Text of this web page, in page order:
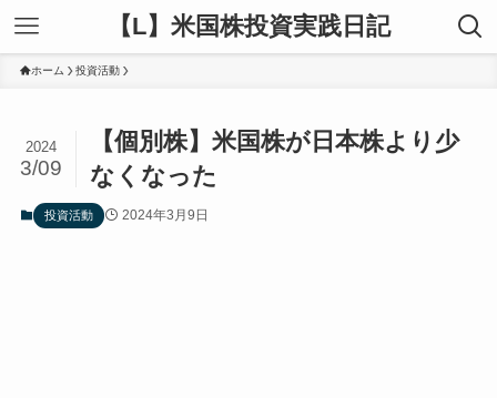
【L】米国株投資実践日記
ホーム 投資活動
【個別株】米国株が日本株より少
なくなった
2024
3/09
投資活動 2024年3月9日